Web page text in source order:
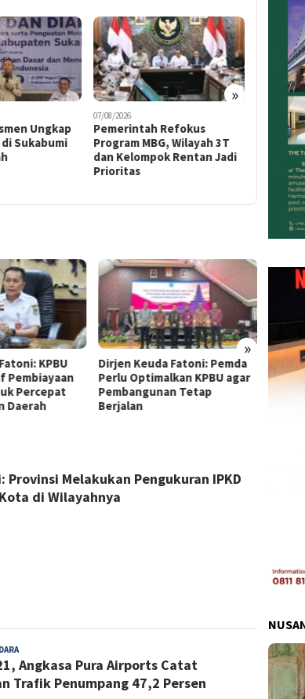
»
07/08/2026
Pemerintah Refokus
Program MBG, Wilayah 3T
dan Kelompok Rentan Jadi
Prioritas
Pasar Batik
Wisata Belanja
Menggerakkan
Kreatif
»
Dirjen Keuda Fatoni: Pemda
Perlu Optimalkan KPBU agar
Pembangunan Tetap
Berjalan
Dirjen Keuda
Pemda
Financing dan
Percepat
Provinsi Melakukan Pengukuran IPKD
di Wilayahnya
Admin
Angkasa Pura Airports Catat
Trafik Penumpang 47,2 Persen